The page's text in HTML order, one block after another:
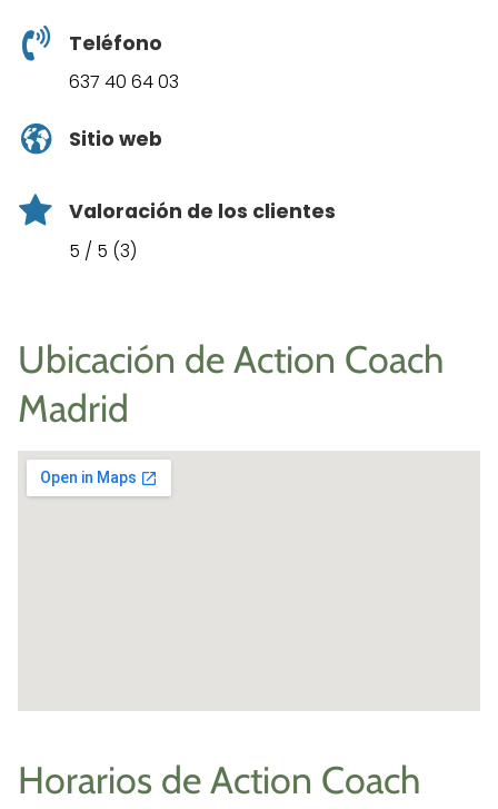
Teléfono
637 40 64 03
Sitio web
Valoración de los clientes
5 / 5 (3)
Ubicación de Action Coach
Madrid
Horarios de Action Coach